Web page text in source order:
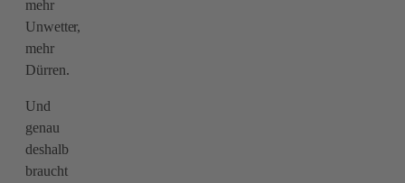
mehr
Unwetter,
mehr
Dürren.
Und
genau
deshalb
braucht